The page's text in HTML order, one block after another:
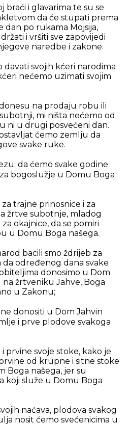
braći i glavarima te su se
da će stupati prema
dan po rukama Mojsija,
i vršiti sve zapovijedi
naredbe i zakone.
davati svojih kćeri narodima
nećemo uzimati svojim
na prodaju robu ili
mi ništa nećemo od
ni u drugi posvećeni dan.
ćemo zemlju da
svake ruke.
da ćemo svake godine
bogoslužje u Domu Boga
trajne prinosnice i za
žrtve subotnje, mladog
okajnice, da se pomiri
u Domu Boga našega.
bacili smo ždrijeb za
određenog dana svake
donosimo u Dom
na žrtveniku Jahve, Boga
u Zakonu;
donositi u Dom Jahvin
i prve plodove svakoga
prvine svoje stoke, kako je
od krupne i sitne stoke
Boga našega, jer su
koji služe u Domu Boga
naćava, plodova svakog
nosit ćemo svećenicima u